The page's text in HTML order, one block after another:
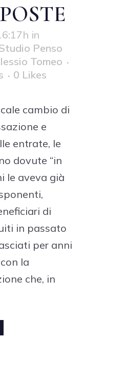
in
Penso
Tomeo
0 Likes
cambio di
e
entrate, le
dovute “in
le aveva già
di
in passato
per anni
la
che, in